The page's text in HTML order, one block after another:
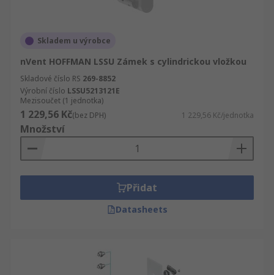
Skladem u výrobce
nVent HOFFMAN LSSU Zámek s cylindrickou vložkou
Skladové číslo RS 269-8852
Výrobní číslo LSSU5213121E
Mezisoučet (1 jednotka)
1 229,56 Kč(bez DPH) 1 229,56 Kč/jednotka
Množství
Přidat
Datasheets